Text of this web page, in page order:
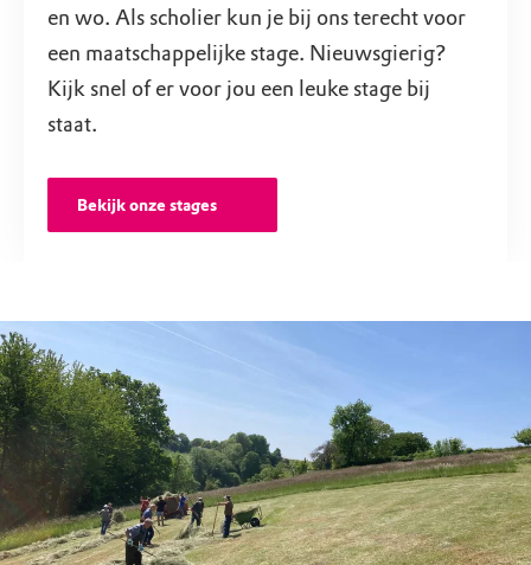
en wo. Als scholier kun je bij ons terecht voor
een maatschappelijke stage. Nieuwsgierig?
Kijk snel of er voor jou een leuke stage bij
staat.
Bekijk onze stages